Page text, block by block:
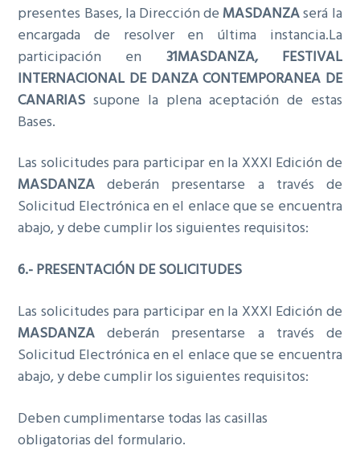
presentes Bases, la Dirección deMASDANZAserá la
encargada de resolver en última instancia.La
participación en 31MASDANZA, FESTIVAL
INTERNACIONAL DE DANZA CONTEMPORANEA DE
CANARIAS supone la plena aceptación de estas
Bases.
Las solicitudes para participar en la XXXI Edición de
MASDANZA deberán presentarse a través de
Solicitud Electrónica en el enlace que se encuentra
abajo, y debe cumplir los siguientes requisitos:
6.- PRESENTACIÓN DE SOLICITUDES
Las solicitudes para participar en la XXXI Edición de
MASDANZA deberán presentarse a través de
Solicitud Electrónica en el enlace que se encuentra
abajo, y debe cumplir los siguientes requisitos:
Deben cumplimentarse todas las casillas
obligatorias del formulario.